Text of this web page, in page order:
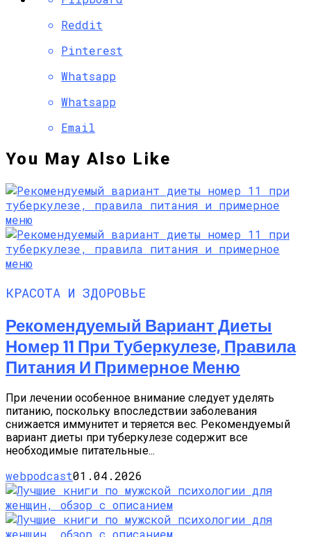
Reddit
Pinterest
Whatsapp
Whatsapp
Email
You May Also Like
КРАСОТА И ЗДОРОВЬЕ
Рекомендуемый Вариант Диеты
Номер 11 При Туберкулезе, Правила
Питания И Примерное Меню
При лечении особенное внимание следует уделять
питанию, поскольку впоследствии заболевания
снижается иммунитет и теряется вес. Рекомендуемый
вариант диеты при туберкулезе содержит все
необходимые питательные...
webpodcast01.04.2026